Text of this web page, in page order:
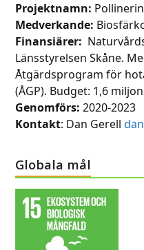
Projektnamn:
Medverkande:
Finansiärer:
Länsstyrelsen Skåne.
Åtgärdsprogram för
(ÅGP). Budget: 1,6
Genomförs: 2020-2023
Kontakt: Dan Gerell
Globala mål